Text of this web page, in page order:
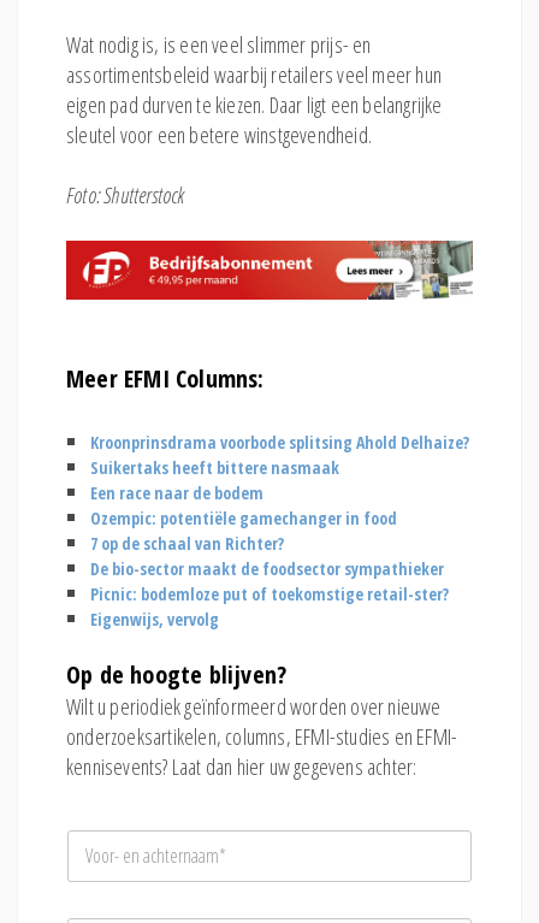
Wat nodig is, is een veel slimmer prijs- en
assortimentsbeleid waarbij retailers veel meer hun
eigen pad durven te kiezen. Daar ligt een belangrijke
sleutel voor een betere winstgevendheid.
Foto: Shutterstock
Meer EFMI Columns:
Kroonprinsdrama voorbode splitsing Ahold Delhaize?
Suikertaks heeft bittere nasmaak
Een race naar de bodem
Ozempic: potentiële gamechanger in food
7 op de schaal van Richter?
De bio-sector maakt de foodsector sympathieker
Picnic: bodemloze put of toekomstige retail-ster?
Eigenwijs, vervolg
Op de hoogte blijven?
Wilt u periodiek geïnformeerd worden over nieuwe
onderzoeksartikelen, columns, EFMI-studies en EFMI-
kennisevents? Laat dan hier uw gegevens achter:
N
a